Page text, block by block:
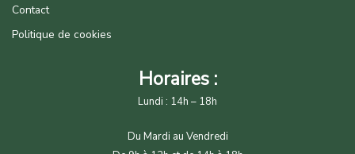
Contact
Politique de cookies
Horaires :
Lundi : 14h – 18h
Du Mardi au Vendredi